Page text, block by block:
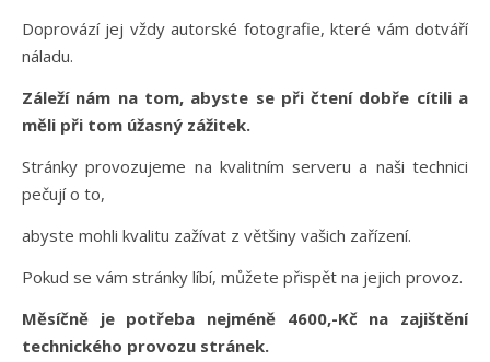
Doprovází jej vždy autorské fotografie, které vám dotváří
náladu.
Záleží nám na tom, abyste se při čtení dobře cítili a
měli při tom úžasný zážitek.
Stránky provozujeme na kvalitním serveru a naši technici
pečují o to,
abyste mohli kvalitu zažívat z většiny vašich zařízení.
Pokud se vám stránky líbí, můžete přispět na jejich provoz.
Měsíčně je potřeba nejméně 4600,-Kč na zajištění
technického provozu stránek.